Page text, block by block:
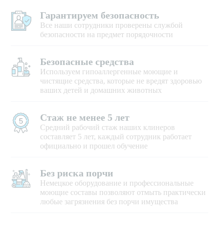
Гарантируем безопасность
Все наши сотрудники проверены службой
безопасности на предмет порядочности
Безопасные средства
Используем гипоаллергенные моющие и
чистящие средства, которые не вредят здоровью
ваших детей и домашних животных
Стаж не менее 5 лет
Средний рабочий стаж наших клинеров
составляет 5 лет, каждый сотрудник работает
официально и прошел обучение
Без риска порчи
Немецкое оборудование и профессиональные
моющие составы позволяют отмыть практически
любые загрязнения без порчи имущества